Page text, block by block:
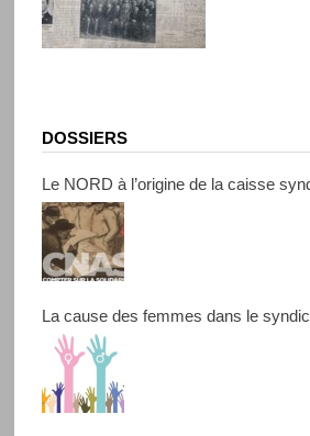
DOSSIERS
Le NORD à l’origine de la caisse
La cause des femmes dans le